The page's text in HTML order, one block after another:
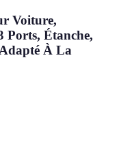
Voiture,
Ports, Étanche,
À La